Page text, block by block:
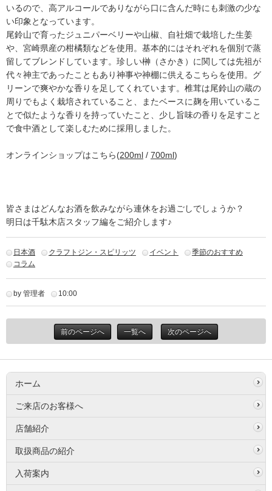
いるので、高アルコールでありながら口に含んだ時にも刺激の少な
い印象となっています。
尾鈴山で育ったジュニパーベリーや山椒、自社畑で栽培した生姜
や、宮崎県産の柑橘類などを使用。基本的にはそれぞれを個別で蒸
留してブレンドしています。珍しい榊（さかき）に関しては先祖が
代々神主であったこともあり神事や神棚に供えるこちらを使用。グ
リーンで爽やかな香りを足してくれています。椎茸は尾鈴山の蔵の
周りでもよく栽培されていること、またベースに麹を用いているこ
とで似たような香りを持っていたこと、少し旨味の香りを足すこと
で食中酒として楽しむために採用しました。
オンラインショップはこちら(200ml / 700ml)
皆さまはどんなお酒を飲みながら連休をお過ごしでしょうか？
明日は千駄木店スタッフ編をご紹介します♪
日本酒 クラフトジン・スピリッツ イベント
季節のおすすめ
コラム
by 管理者 10:00
前のページへ 一覧へ 次のページへ
ホーム
ご来店のお客様へ
店舗紹介
取扱商品の紹介
入荷案内